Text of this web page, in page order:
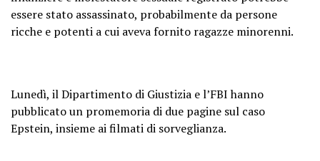
essere stato assassinato, probabilmente da persone
ricche e potenti a cui aveva fornito ragazze minorenni.
Lunedì, il Dipartimento di Giustizia e l’FBI hanno
pubblicato un promemoria di due pagine sul caso
Epstein, insieme ai filmati di sorveglianza.